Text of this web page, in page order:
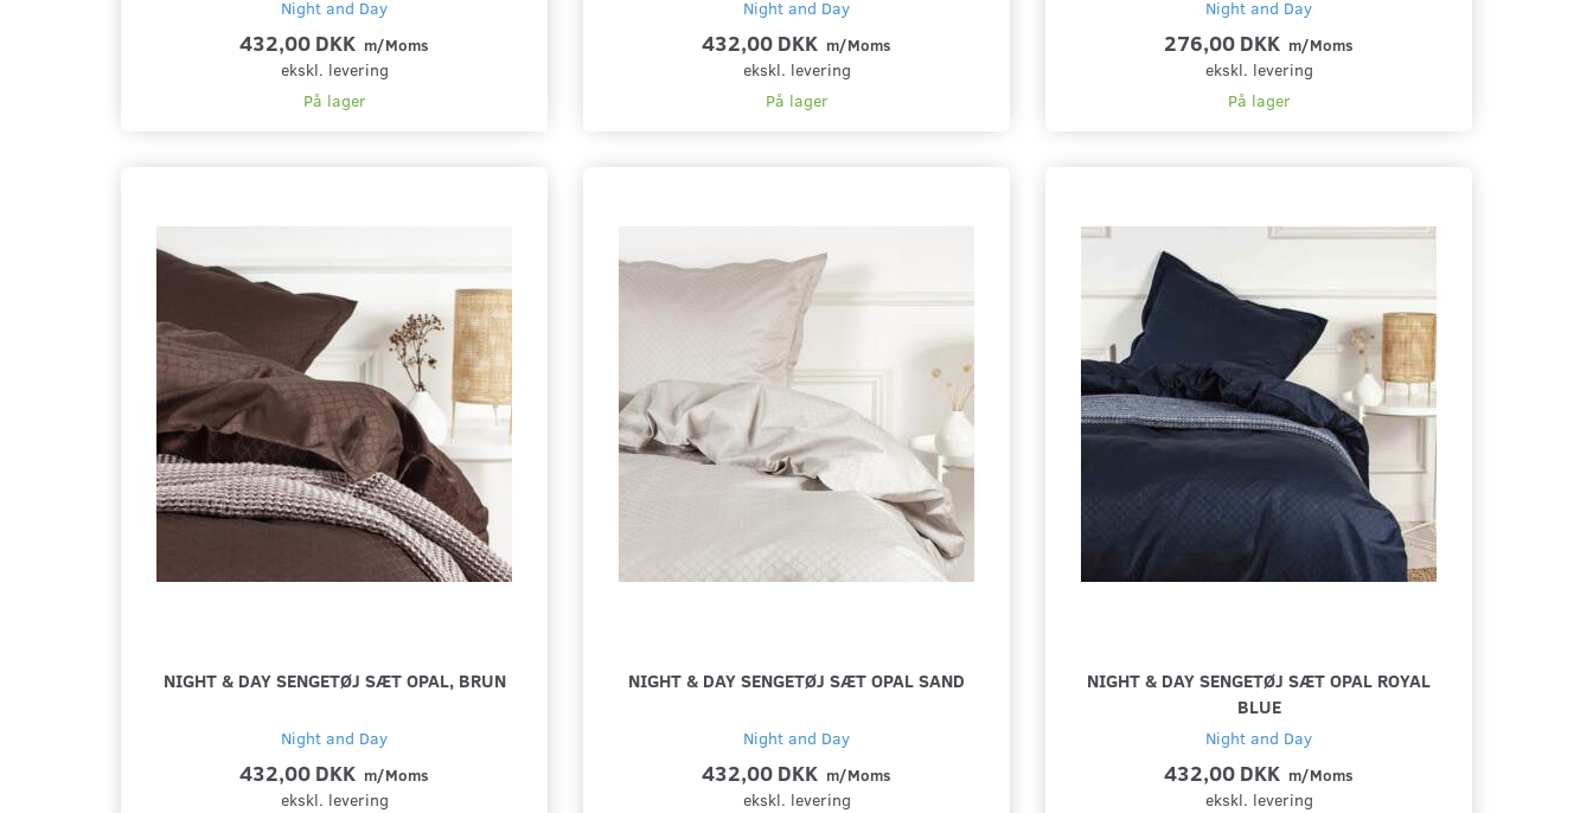
Night and Day
432,00 DKK m/Moms
ekskl. levering
På lager
Night and Day
432,00 DKK m/Moms
ekskl. levering
På lager
Night and Day
276,00 DKK m/Moms
ekskl. levering
På lager
NIGHT & DAY SENGETØJ SÆT OPAL, BRUN
Night and Day
432,00 DKK m/Moms
ekskl. levering
NIGHT & DAY SENGETØJ SÆT OPAL SAND
Night and Day
432,00 DKK m/Moms
ekskl. levering
NIGHT & DAY SENGETØJ SÆT OPAL ROYAL
BLUE
Night and Day
432,00 DKK m/Moms
ekskl. levering